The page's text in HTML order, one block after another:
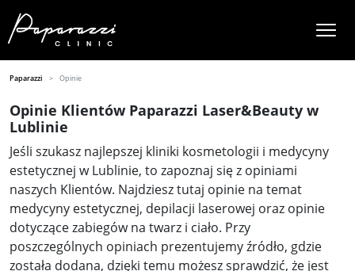
Paparazzi Opinie
Opinie Klientów Paparazzi Laser&Beauty w
Lublinie
Jeśli szukasz najlepszej kliniki kosmetologii i medycyny
estetycznej w Lublinie, to zapoznaj się z opiniami
naszych Klientów. Najdziesz tutaj opinie na temat
medycyny estetycznej, depilacji laserowej oraz opinie
dotyczące zabiegów na twarz i ciało. Przy
poszczególnych opiniach prezentujemy źródło, gdzie
została dodana, dzięki temu możesz sprawdzić, że jest